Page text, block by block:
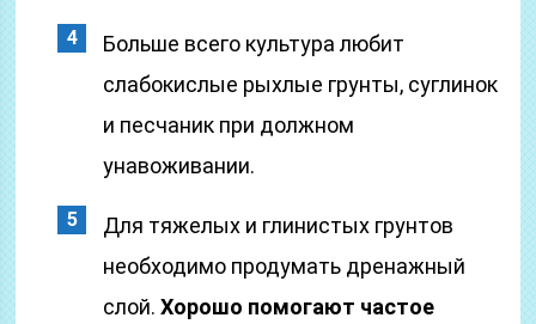
Больше всего культура любит
слабокислые рыхлые грунты, суглинок
и песчаник при должном
унавоживании.
Для тяжелых и глинистых грунтов
необходимо продумать дренажный
слой.Хорошо помогают частое